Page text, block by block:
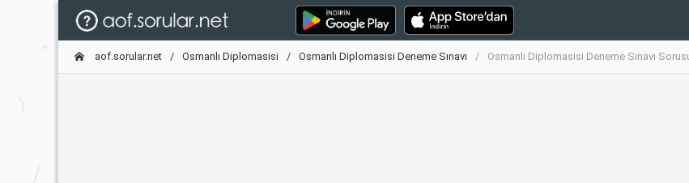
aof.sorular.net Osmanlı Diplomasisi Osmanlı Diplomasisi Deneme Sınavı Osmanlı Diplomasisi Deneme Sınavı